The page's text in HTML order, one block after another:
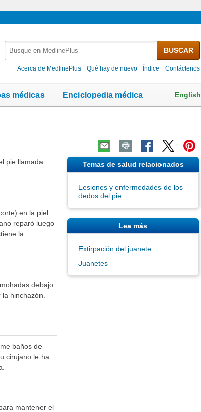
MedlinePlus
BUSCAR
Acerca de MedlinePlus Qué hay de nuevo Índice Contáctenos
médicas Enciclopedia médica English
pie llamada
en la piel
reparó luego
la
debajo
hinchazón.
baños de
cirujano le ha
mantener el
Temas de salud relacionados
Lesiones y enfermedades de los
dedos del pie
Lea más
Extirpación del juanete
Juanetes